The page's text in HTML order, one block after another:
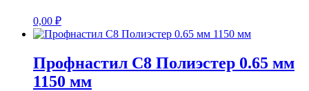
0,00 ₽
Профнастил С8 Полиэстер 0.65 мм
1150 мм